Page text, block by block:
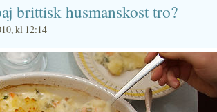
brittisk husmanskost tro?
kl 12:14